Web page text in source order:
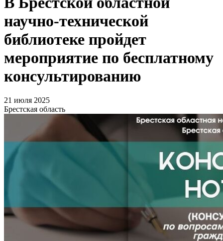
научно-технической
библиотеке пройдет
мероприятие по бесплатному
консультированию
21 июля 2025
Брестская область